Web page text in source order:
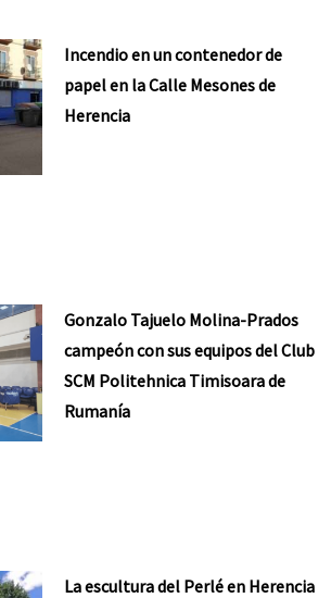
Incendio en un contenedor de
papel en la Calle Mesones de
Herencia
Gonzalo Tajuelo Molina-Prados
campeón con sus equipos del Club
SCM Politehnica Timisoara de
Rumanía
La escultura del Perlé en Herencia